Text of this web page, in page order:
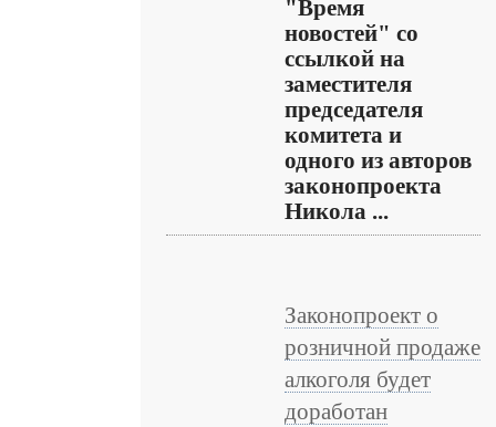
"Время
новостей" со
ссылкой на
заместителя
председателя
комитета и
одного из авторов
законопроекта
Никола ...
Законопроект о
розничной продаже
алкоголя будет
доработан